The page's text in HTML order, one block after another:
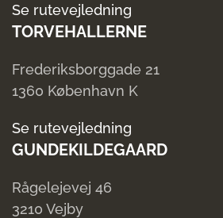
Se rutevejledning
TORVEHALLERNE
Frederiksborggade 21
1360 København K
Se rutevejledning
GUNDEKILDEGAARD
Rågelejevej 46
3210 Vejby